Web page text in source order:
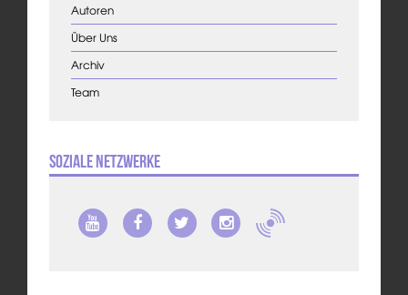
Autoren
Über Uns
Archiv
Team
Soziale Netzwerke